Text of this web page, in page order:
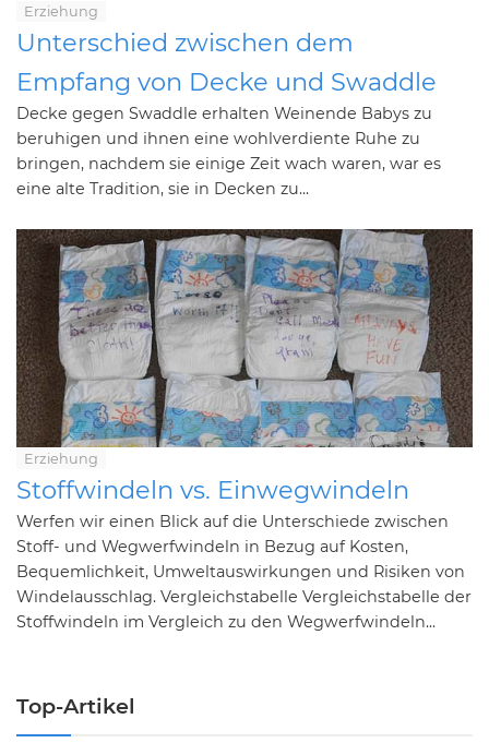
Erziehung
Unterschied zwischen dem
Empfang von Decke und Swaddle
Decke gegen Swaddle erhalten Weinende Babys zu
beruhigen und ihnen eine wohlverdiente Ruhe zu
bringen, nachdem sie einige Zeit wach waren, war es
eine alte Tradition, sie in Decken zu...
Erziehung
Stoffwindeln vs. Einwegwindeln
Werfen wir einen Blick auf die Unterschiede zwischen
Stoff- und Wegwerfwindeln in Bezug auf Kosten,
Bequemlichkeit, Umweltauswirkungen und Risiken von
Windelausschlag. Vergleichstabelle Vergleichstabelle der
Stoffwindeln im Vergleich zu den Wegwerfwindeln...
Top-Artikel